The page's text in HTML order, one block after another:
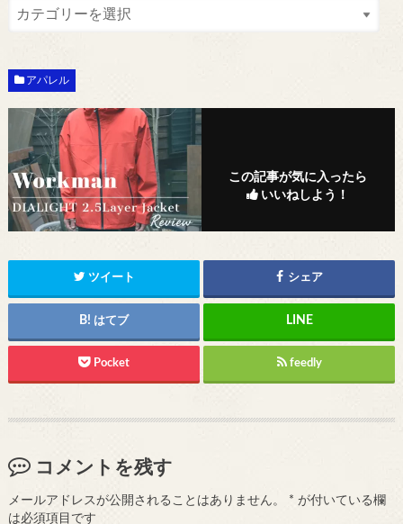
アパレル
この記事が気に入ったら
いいねしよう！
ツイート シェア
はてブ
Pocket feedly
コメントを残す
メールアドレスが公開されることはありません。 * が付いている欄
は必須項目です